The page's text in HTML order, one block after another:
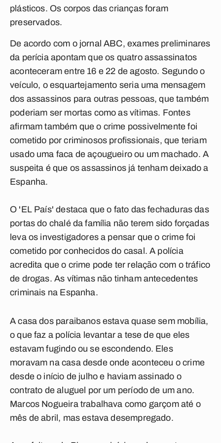
plásticos. Os corpos das crianças foram
preservados.
De acordo com o jornal ABC, exames preliminares
da perícia apontam que os quatro assassinatos
aconteceram entre 16 e 22 de agosto. Segundo o
veículo, o esquartejamento seria uma mensagem
dos assassinos para outras pessoas, que também
poderiam ser mortas como as vítimas. Fontes
afirmam também que o crime possivelmente foi
cometido por criminosos profissionais, que teriam
usado uma faca de açougueiro ou um machado. A
suspeita é que os assassinos já tenham deixado a
Espanha.
O 'EL País' destaca que o fato das fechaduras das
portas do chalé da família não terem sido forçadas
leva os investigadores a pensar que o crime foi
cometido por conhecidos do casal. A polícia
acredita que o crime pode ter relação com o tráfico
de drogas. As vítimas não tinham antecedentes
criminais na Espanha.
A casa dos paraibanos estava quase sem mobília,
o que faz a polícia levantar a tese de que eles
estavam fugindo ou se escondendo. Eles
moravam na casa desde onde aconteceu o crime
desde o início de julho e haviam assinado o
contrato de aluguel por um período de um ano.
Marcos Nogueira trabalhava como garçom até o
mês de abril, mas estava desempregado.